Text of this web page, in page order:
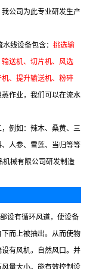
公司为此专业研发生产
线设备包含： 挑选输
送机、切片机、风选
、提升输送机、粉碎
作业，我们可以在流水
例如：辣木、桑黄、三
人参、雪莲、当归等等
机械有限公司研发制造
设有循环风道，使设备
而上被抽出。从而使物
有风机，自然风口。并
量大小。能有效控制设